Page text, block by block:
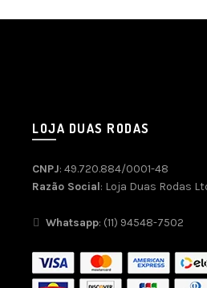
LOJA DUAS RODAS
CNPJ: 49.720.884/0001-48
Razão Social: Loja Duas Rodas
Whatsapp: (11) 94548-7502